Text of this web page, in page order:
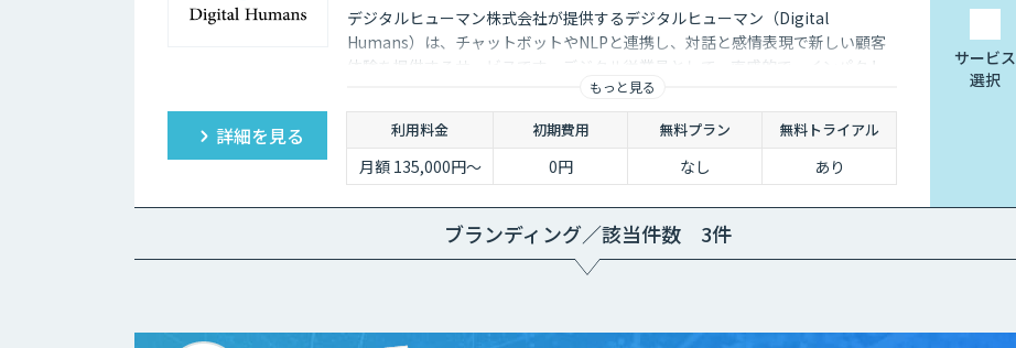
デジタルヒューマン株式会社が提供するデジタルヒューマン（Digital
Humans）は、チャットボットやNLPと連携し、対話と感情表現で新しい顧客
体験を提供するサービスです。デジタル従業員として、直感的で、インパクト
があり、競争力があるサービス創造と顧客体験が提供できます。
もっと見る
詳細を見る 利用料金 初期費用 無料プラン 無料トライアル
月額 135,000円〜 0円 なし あり
サービス
選択
ブランディング／該当件数 3件